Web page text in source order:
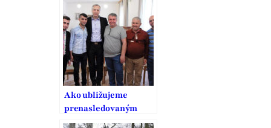
inštitúcie EÚ mali
systematicky
zaoberať
náboženstvom
Ako ubližujeme
prenasledovaným
kresťanom?